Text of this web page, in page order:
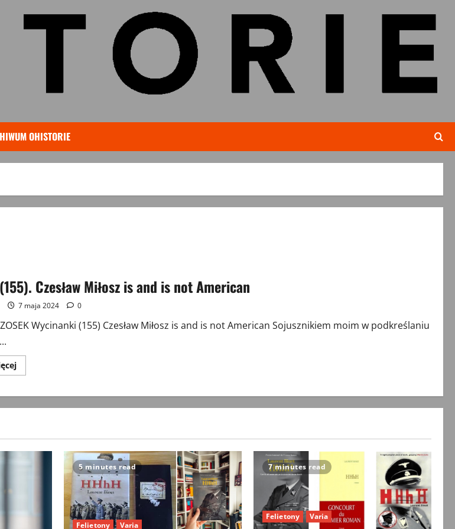
OHISTORIE
Czesław Miłosz is and is not American
7 maja 2024 0
Wycinanki (155) Czesław Miłosz is and is not American Sojusznikiem moim w podkreślaniu
Przeczytaj
więcej
(155).
Czesław
is
5 minutes read
Felietony Varia
7 minutes read
Felietony Varia